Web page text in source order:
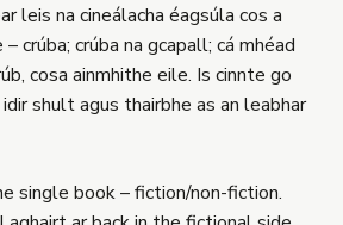
leis na cineálacha éagsúla cos a
crúba; crúba na gcapall; cá mhéad
cosa ainmhithe eile. Is cinnte go
shult agus thairbhe as an leabhar
single book – fiction/non-fiction.